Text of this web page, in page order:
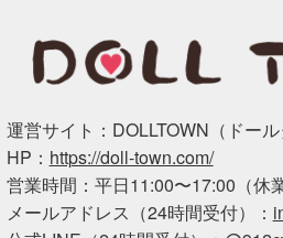
運営サイト：DOLLTOWN（ドール
HP： https://doll-town.com/
営業時間：平日11:00〜17:00（休
メールアドレス（24時間受付）：